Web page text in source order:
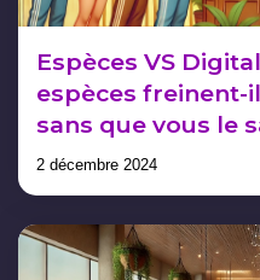
Espèces VS
espèces freinent-
sans que vous le
2 décembre 2024